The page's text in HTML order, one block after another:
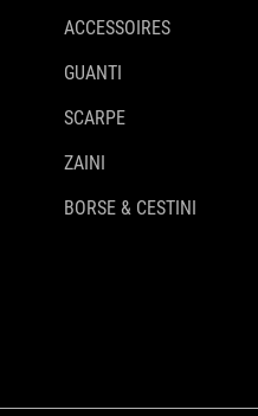
ACCESSOIRES
GUANTI
SCARPE
ZAINI
BORSE & CESTINI